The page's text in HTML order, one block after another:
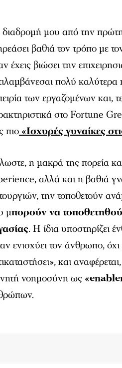
μου από την
βαθιά τον τρόπο με
έχεις βιώσει την
πολύ
των εργαζομένων και,
στο Fortune
πιο«Ισχυρές γυναίκες
η μακρά της πορεία
αλλά και η βαθιά
την τοποθετούν
μπορούν να
. Η ίδια υποστηρίζει
ενισχύει τον άνθρωπο,
και
νοηµοσύνη ως